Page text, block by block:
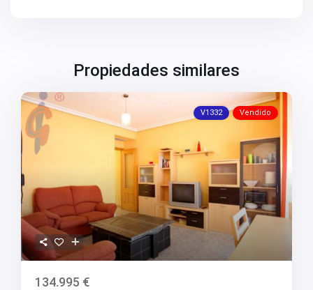
Propiedades similares
V1332 Vendido
134.995 €